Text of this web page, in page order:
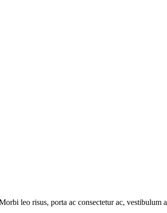
leo risus, porta ac consectetur ac, vestibulum